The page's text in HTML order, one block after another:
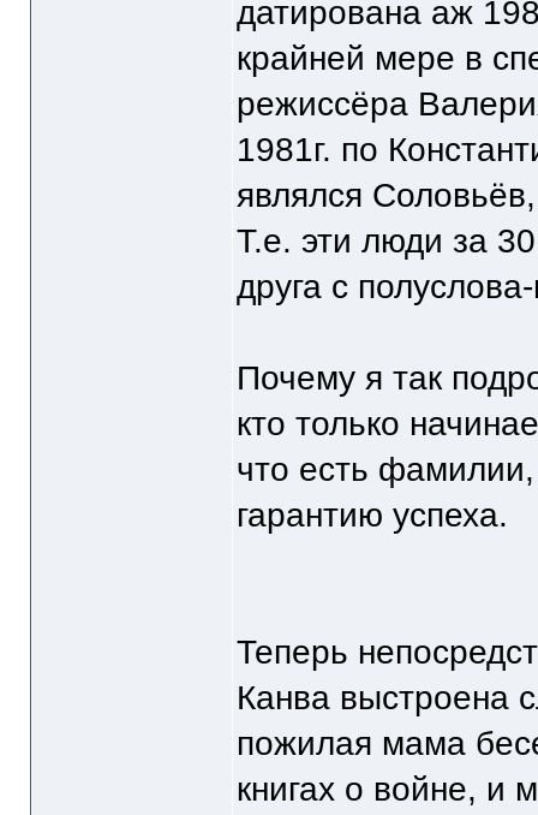
датирована аж
крайней мере в
режиссёра
1981г. по
являлся
Т.е. эти люди за
друга с
Почему я так
кто только
что есть
гарантию успеха.
Теперь
Канва выстроена
пожилая мама
книгах о войне, и